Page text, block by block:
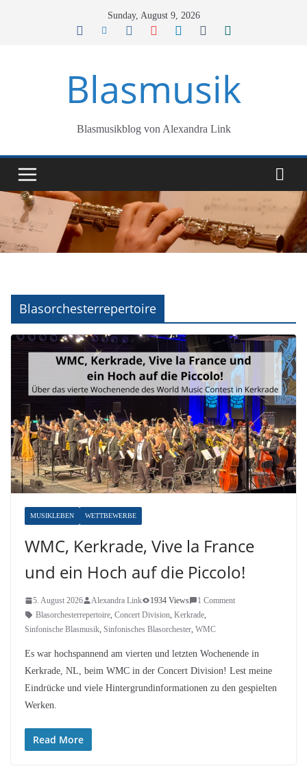
Sunday, August 9, 2026
Blasmusik
Blasmusikblog von Alexandra Link
Blasorchesterrepertoire
MUSIKLEBEN WETTBEWERBE
WMC, Kerkrade, Vive la France
und ein Hoch auf die Piccolo!
5. August 2026 Alexandra Link 1934 Views
1 Comment
Blasorchesterrepertoire, Concert Division, Kerkrade,
Sinfonische Blasmusik, Sinfonisches Blasorchester, WMC
Es war hochspannend am vierten und letzten Wochenende in
Kerkrade, NL, beim WMC in der Concert Division! Lest meine
Eindrücke und viele Hintergrundinformationen zu den gespielten
Werken.
Read More